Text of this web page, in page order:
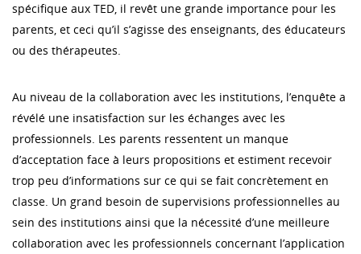
spécifique aux TED, il revêt une grande importance pour les
parents, et ceci qu’il s’agisse des enseignants, des éducateurs
ou des thérapeutes.
Au niveau de la collaboration avec les institutions, l’enquête a
révélé une insatisfaction sur les échanges avec les
professionnels. Les parents ressentent un manque
d’acceptation face à leurs propositions et estiment recevoir
trop peu d’informations sur ce qui se fait concrètement en
classe. Un grand besoin de supervisions professionnelles au
sein des institutions ainsi que la nécessité d’une meilleure
collaboration avec les professionnels concernant l’application